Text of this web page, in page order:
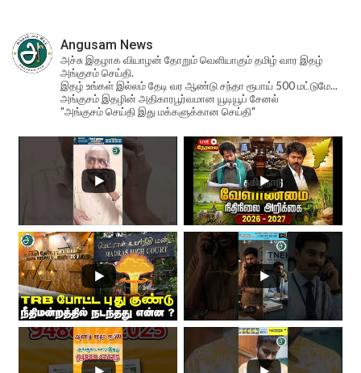
Angusam News
அச்சு இதழாக வியாழன் தோறும் வெளியாகும் தமிழ் வார இதழ்
அங்குசம் செய்தி.
இதழ் உங்கள் இல்லம் தேடி வர ஆண்டு சந்தா ரூபாய் 500 மட்டுமே...
அங்குசம் இதழின் அதிகாரபூர்வமான யூடியூப் சேனல்
"அங்குசம் செய்தி இது மக்களுக்கான செய்தி"